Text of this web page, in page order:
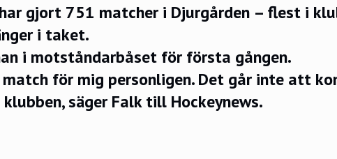
gjort 751 matcher i Djurgården – flest i
i taket.
i motståndarbåset för första gången.
match för mig personligen. Det går inte att
säger Falk till Hockeynews.